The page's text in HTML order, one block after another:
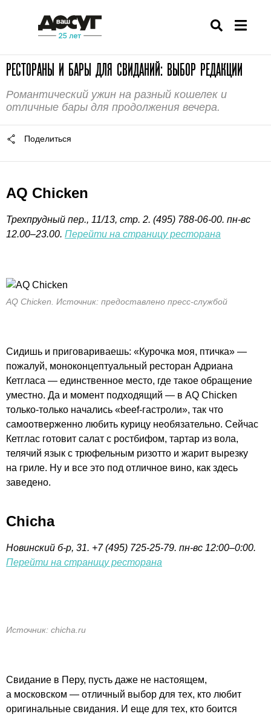
РЕСТОРАНЫ И БАРЫ ДЛЯ СВИДАНИЙ: ВЫБОР РЕДАКЦИИ
Романтический ужин на разный кошелек и
отличные бары для продолжения вечера.
Поделиться
AQ Chicken
Трехпрудный пер., 11/13, стр. 2. (495) 788-06-00. пн-вс
12.00–23.00. Перейти на страницу ресторана
AQ Chicken. Источник: предоставлено пресс-службой
Сидишь и приговариваешь: «Курочка моя, птичка» —
пожалуй, моноконцептуальный ресторан Адриана
Кетгласа — единственное место, где такое обращение
уместно. Да и момент подходящий — в AQ Chicken
только-только начались «beef-гастроли», так что
самоотверженно любить курицу необязательно. Сейчас
Кетглас готовит салат с ростбифом, тартар из вола,
телячий язык с трюфельным ризотто и жарит вырезку
на гриле. Ну и все это под отличное вино, как здесь
заведено.
Chicha
Новинский б-р, 31. +7(495) 725-25-79. пн-вс 12:00–0:00.
Перейти на страницу ресторана
Источник: chicha.ru
Свидание в Перу, пусть даже не настоящем,
а московском — отличный выбор для тех, кто любит
оригинальные свидания. И еще для тех, кто боится